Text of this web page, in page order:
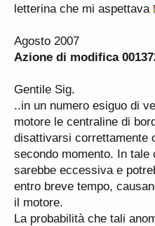
letterina che mi aspettava
Agosto 2007
Azione di modifica
Gentile Sig.
..in un numero esiguo di
motore le centraline di
disattivarsi correttamente
secondo momento. In
sarebbe eccessiva e
entro breve tempo,
il motore.
La probabilità che tali